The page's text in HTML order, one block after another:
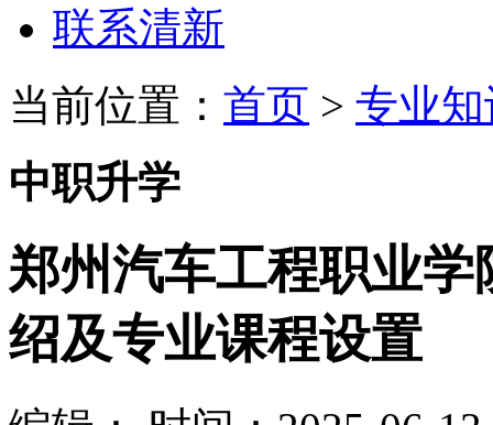
联系清新
当前位置： 首页 > 专业
中职升学
郑州汽车工程职业
绍及专业课程设置